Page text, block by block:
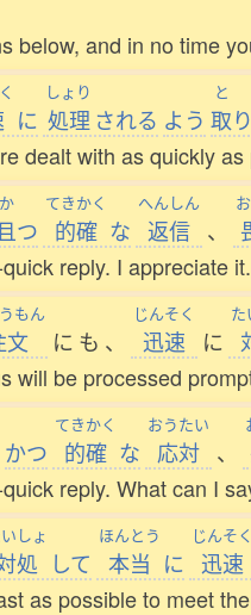
below, and in no time
に
しょり
処理 される よう
と
取り
dealt with as quickly as
か
且つ
てきかく
的確 な
へんしん
返信 、
reply. I appreciate it.
もん
文 に も 、
じんそく
迅速 に
た
will be processed
かつ
てきかく
的確 な
おうたい
応対 、
reply. What can I
しょ
処 して
ほんとう
本当 に
じんそく
迅速
as possible to meet